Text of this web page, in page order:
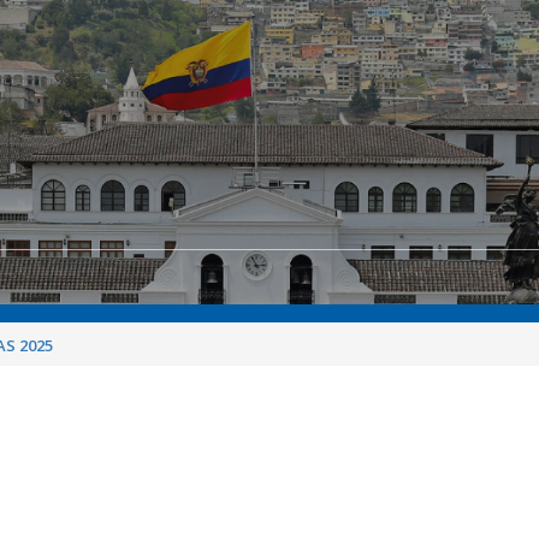
2025